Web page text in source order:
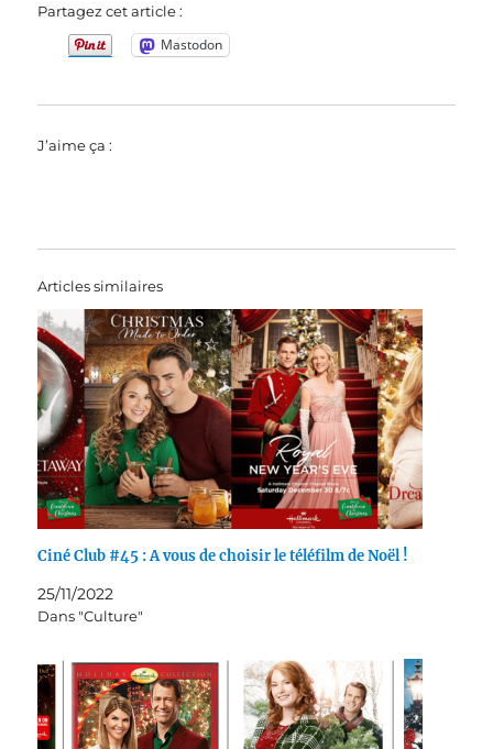
Partagez cet article :
Mastodon
J’aime ça :
Articles similaires
Ciné Club #45 : A vous de choisir le téléfilm de Noël !
25/11/2022
Dans "Culture"